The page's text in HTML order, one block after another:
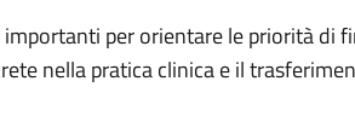
per orientare le priorità di
nella pratica clinica e il